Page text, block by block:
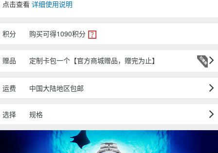
点击查看 详细使用说明
积分 购买可得1090积分
赠品 定制卡包一个【官方商城赠品，赠完为止】
运费 中国大陆地区包邮
选择 规格